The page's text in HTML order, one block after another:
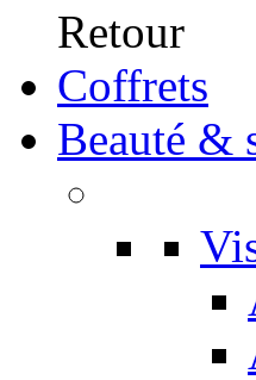
Retour
Coffrets
Beauté &